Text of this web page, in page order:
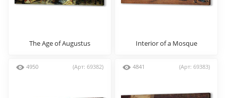
The Age of Augustus Interior of a Mosque
4950 (Арт: 69382) 4841 (Арт: 69383)